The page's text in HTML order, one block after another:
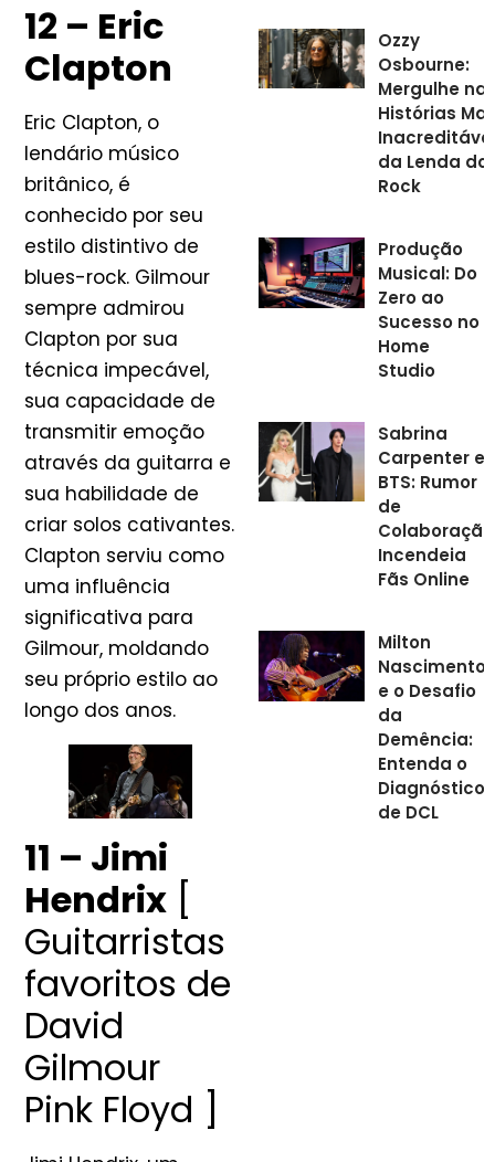
12 – Eric
Clapton
Eric Clapton, o
lendário músico
britânico, é
conhecido por seu
estilo distintivo de
blues-rock. Gilmour
sempre admirou
Clapton por sua
técnica impecável,
sua capacidade de
transmitir emoção
através da guitarra e
sua habilidade de
criar solos cativantes.
Clapton serviu como
uma influência
significativa para
Gilmour, moldando
seu próprio estilo ao
longo dos anos.
11 – Jimi
Hendrix
Guitarristas
favoritos de
David
Gilmour
Pink Floyd ]
Ozzy
Osbourne:
Mergulhe
Histórias
da Lenda do
Rock
Produção
Musical: Do
Zero ao
Sucesso no
Home
Studio
Sabrina
Carpenter e
BTS: Rumor
de
Colaboração
Incendeia
Fãs Online
Milton
Nascimento
e o Desafio
da
Demência:
Entenda o
Diagnóstico
de DCL